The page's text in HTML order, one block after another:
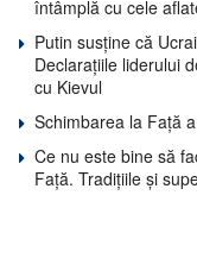
întâmplă cu cele
Putin susține că
Declarațiile liderului
cu Kievul
Schimbarea la Față
Ce nu este bine să
Față. Tradițiile și